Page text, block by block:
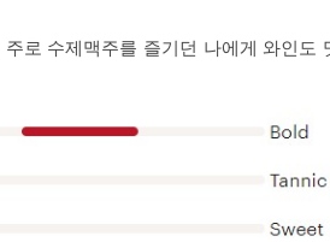
로 수제맥주를 즐기던 나에게 와인도